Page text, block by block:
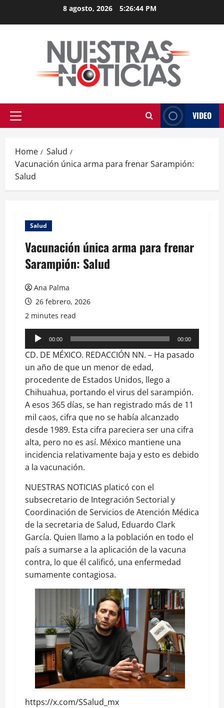
8 agosto, 2026 5:26:44 PM
Primary
VIDEO
Home
Salud
Vacunación única arma para frenar Sarampión:
Salud
Salud
Vacunación única arma para frenar
Sarampión: Salud
Ana Palma
26 febrero, 2026
2 minutes read
Reproductor
de
audio
00:00 00:00
CD. DE MÉXICO. REDACCIÓN NN. – Ha pasado
un año de que un menor de edad,
procedente de Estados Unidos, llego a
Chihuahua, portando el virus del sarampión.
A esos 365 días, se han registrado más de 11
mil caos, cifra que no se había alcanzado
desde 1989. Esta cifra pareciera ser una cifra
alta, pero no es así. México mantiene una
incidencia relativamente baja y esto es debido
a la vacunación.
NUESTRAS NOTICIAS platicó con el
subsecretario de Integración Sectorial y
Coordinación de Servicios de Atención Médica
de la secretaria de Salud, Eduardo Clark
García. Quien llamo a la población en todo el
país a sumarse a la aplicación de la vacuna
contra, lo que él calificó, una enfermedad
sumamente contagiosa.
https://x.com/SSalud_mx